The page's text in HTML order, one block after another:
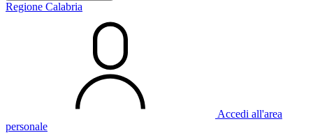
Regione Calabria
Accedi all'area
personale